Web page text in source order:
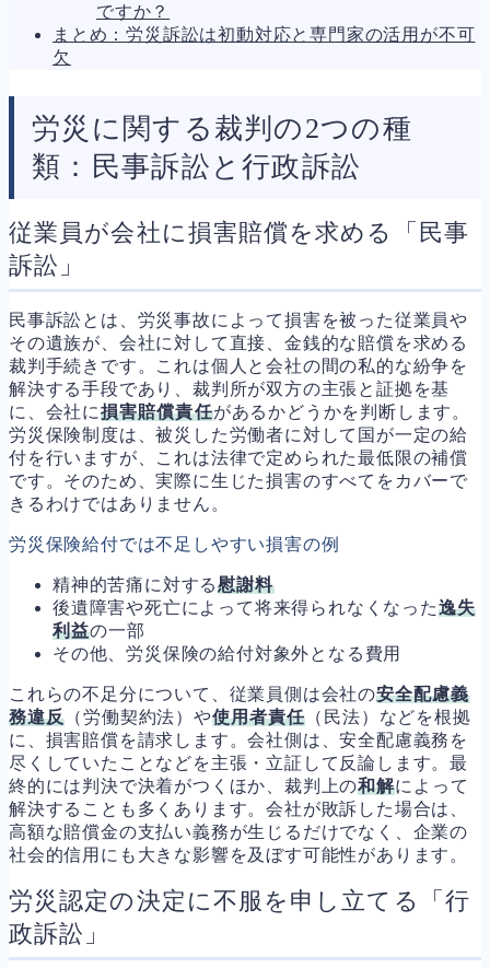
ですか？
まとめ：労災訴訟は初動対応と専門家の活用が不可
欠
労災に関する裁判の2つの種
類：民事訴訟と行政訴訟
従業員が会社に損害賠償を求める「民事
訴訟」
民事訴訟とは、労災事故によって損害を被った従業員や
その遺族が、会社に対して直接、金銭的な賠償を求める
裁判手続きです。これは個人と会社の間の私的な紛争を
解決する手段であり、裁判所が双方の主張と証拠を基
に、会社に損害賠償責任があるかどうかを判断します。
労災保険制度は、被災した労働者に対して国が一定の給
付を行いますが、これは法律で定められた最低限の補償
です。そのため、実際に生じた損害のすべてをカバーで
きるわけではありません。
労災保険給付では不足しやすい損害の例
精神的苦痛に対する慰謝料
後遺障害や死亡によって将来得られなくなった逸失
利益の一部
その他、労災保険の給付対象外となる費用
これらの不足分について、従業員側は会社の安全配慮義
務違反 （労働契約法）や使用者責任 （民法）などを根拠
に、損害賠償を請求します。会社側は、安全配慮義務を
尽くしていたことなどを主張・立証して反論します。最
終的には判決で決着がつくほか、裁判上の和解によって
解決することも多くあります。会社が敗訴した場合は、
高額な賠償金の支払い義務が生じるだけでなく、企業の
社会的信用にも大きな影響を及ぼす可能性があります。
労災認定の決定に不服を申し立てる「行
政訴訟」